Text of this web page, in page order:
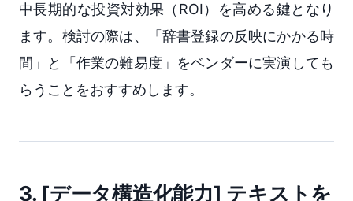
中長期的な投資対効果（ROI）を高める鍵となり
ます。検討の際は、「辞書登録の反映にかかる時
間」と「作業の難易度」をベンダーに実演しても
らうことをおすすめします。
3. [データ構造化能力] テキストを